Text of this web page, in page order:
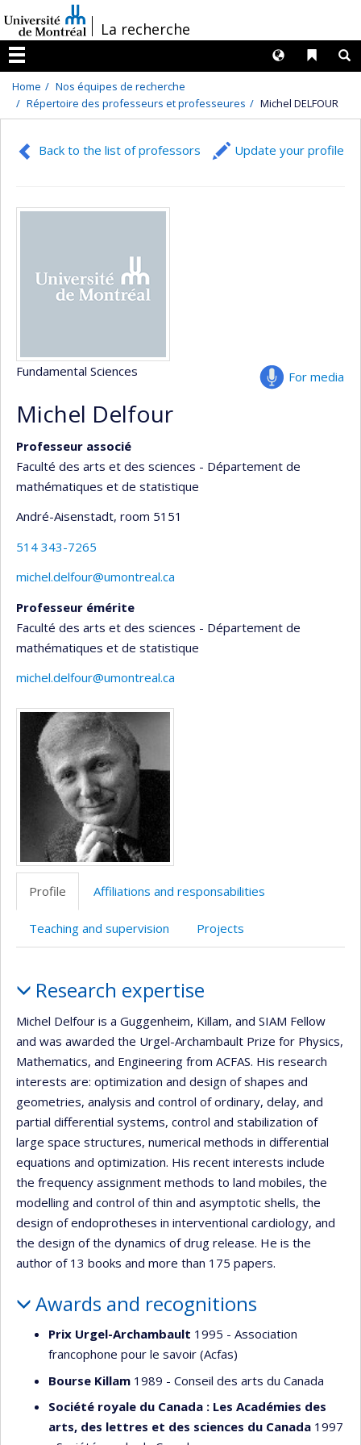
au
contenu
/La recherche
Menu
Liens
Langues
Home
Nos équipes de recherche
Répertoire des professeurs et professeures
Michel DELFOUR
Back to the list of professors Update your profile
For media
Fundamental Sciences
Michel Delfour
Professeur associé
Faculté des arts et des sciences - Département de
mathématiques et de statistique
André-Aisenstadt, room 5151
514 343-7265
michel.delfour@umontreal.ca
Professeur émérite
Faculté des arts et des sciences - Département de
mathématiques et de statistique
michel.delfour@umontreal.ca
Media
Profile Affiliations and responsabilities
Teaching and supervision Projects
Research expertise
Michel Delfour is a Guggenheim, Killam, and SIAM Fellow
and was awarded the Urgel-Archambault Prize for Physics,
Mathematics, and Engineering from ACFAS. His research
interests are: optimization and design of shapes and
geometries, analysis and control of ordinary, delay, and
partial differential systems, control and stabilization of
large space structures, numerical methods in differential
equations and optimization. His recent interests include
the frequency assignment methods to land mobiles, the
modelling and control of thin and asymptotic shells, the
design of endoprotheses in interventional cardiology, and
the design of the dynamics of drug release. He is the
author of 13 books and more than 175 papers.
Awards and recognitions
Prix Urgel-Archambault 1995 - Association
francophone pour le savoir (Acfas)
Bourse Killam 1989 - Conseil des arts du Canada
Société royale du Canada : Les Académies des
arts, des lettres et des sciences du Canada 1997